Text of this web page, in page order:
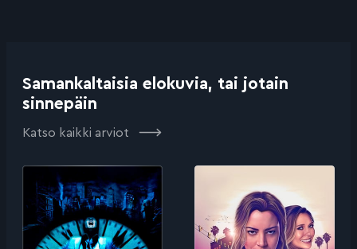
Samankaltaisia elokuvia, tai jotain
sinnepäin
Katso kaikki arviot